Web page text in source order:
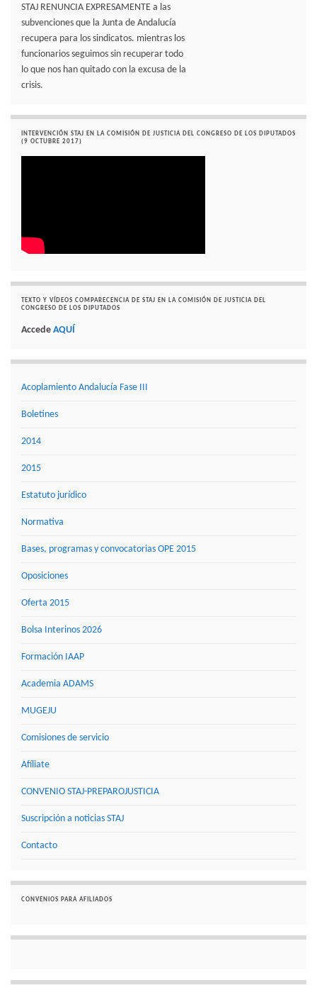
STAJ RENUNCIA EXPRESAMENTE a las
subvenciones que la Junta de Andalucía
recupera para los sindicatos. mientras los
funcionarios seguimos sin recuperar todo
lo que nos han quitado con la excusa de la
crisis.
INTERVENCIÓN STAJ EN LA COMISIÓN DE JUSTICIA DEL CONGRESO DE LOS DIPUTADOS
(9 OCTUBRE 2017)
TEXTO Y VÍDEOS COMPARECENCIA DE STAJ EN LA COMISIÓN DE JUSTICIA DEL
CONGRESO DE LOS DIPUTADOS
Accede AQUÍ
Acoplamiento Andalucía Fase III
Boletines
2014
2015
Estatuto jurídico
Normativa
Bases, programas y convocatorias OPE 2015
Oposiciones
Oferta 2015
Bolsa Interinos 2026
Formación IAAP
Academia ADAMS
MUGEJU
Comisiones de servicio
Afíliate
CONVENIO STAJ-PREPAROJUSTICIA
Suscripción a noticias STAJ
Contacto
CONVENIOS PARA AFILIADOS